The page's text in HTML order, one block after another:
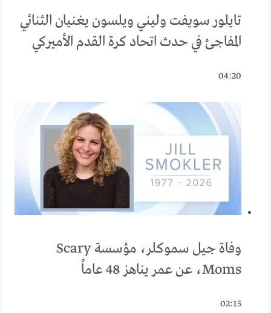
تايلور سويفت وليني ويلسون يغنيان الثنائي
المفاجئ في حدث اتحاد كرة القدم الأميركي
04:20
وفاة جيل سموكلر، مؤسسة Scary
Moms، عن عمر يناهز 48 عاماً
02:15